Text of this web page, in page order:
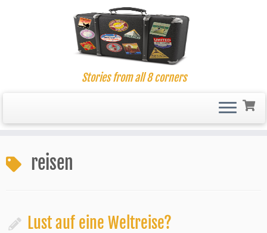
to
content
Stories from all 8 corners
reisen
Lust auf eine Weltreise?